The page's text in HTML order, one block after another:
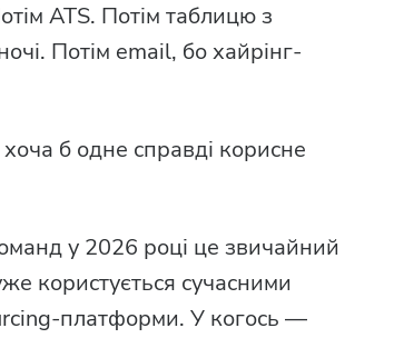
ATS. Потім таблицю з
Потім email, бо хайрінг-
б одне справді корисне
у 2026 році це звичайний
користується сучасними
платформи. У когось —